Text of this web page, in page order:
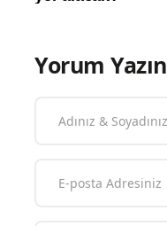
Yorum Yazın